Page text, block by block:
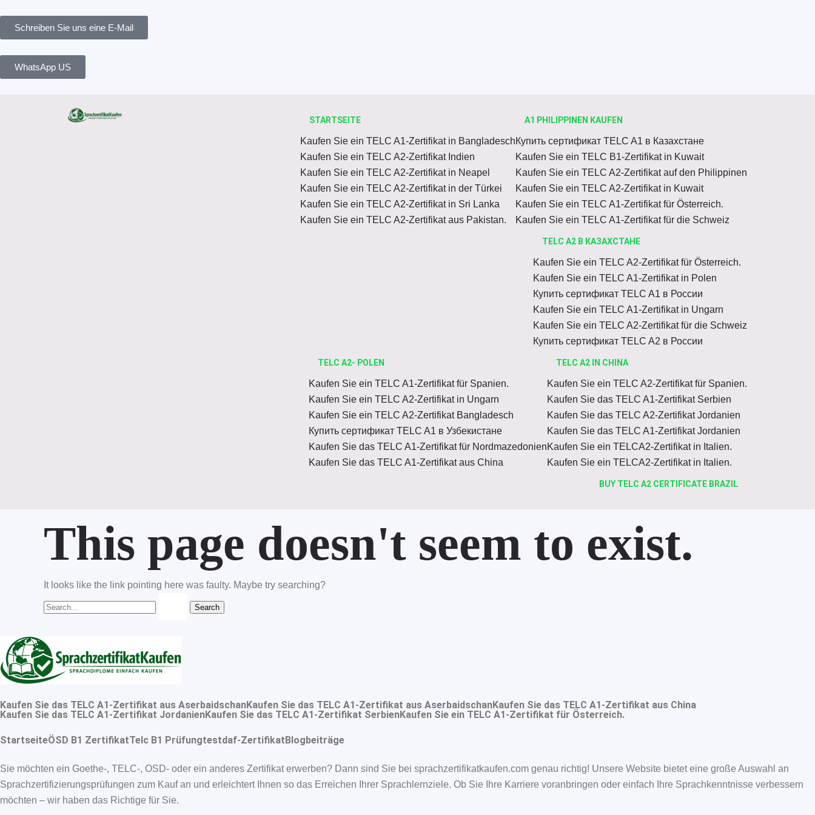
content
Schreiben Sie uns eine E-Mail
WhatsApp US
STARTSEITE
Kaufen Sie ein TELC A1-Zertifikat in Bangladesch
Kaufen Sie ein TELC A2-Zertifikat Indien
Kaufen Sie ein TELC A2-Zertifikat in Neapel
Kaufen Sie ein TELC A2-Zertifikat in der Türkei
Kaufen Sie ein TELC A2-Zertifikat in Sri Lanka
Kaufen Sie ein TELC A2-Zertifikat aus Pakistan.
A1 PHILIPPINEN KAUFEN
Купить сертификат TELC A1 в Казахстане
Kaufen Sie ein TELC B1-Zertifikat in Kuwait
Kaufen Sie ein TELC A2-Zertifikat auf den Philippinen
Kaufen Sie ein TELC A2-Zertifikat in Kuwait
Kaufen Sie ein TELC A1-Zertifikat für Österreich.
Kaufen Sie ein TELC A1-Zertifikat für die Schweiz
TELC A2 В КАЗАХСТАНЕ
Kaufen Sie ein TELC A2-Zertifikat für Österreich.
Kaufen Sie ein TELC A1-Zertifikat in Polen
Купить сертификат TELC A1 в России
Kaufen Sie ein TELC A1-Zertifikat in Ungarn
Kaufen Sie ein TELC A2-Zertifikat für die Schweiz
Купить сертификат TELC A2 в России
TELC A2- POLEN
Kaufen Sie ein TELC A1-Zertifikat für Spanien.
Kaufen Sie ein TELC A2-Zertifikat in Ungarn
Kaufen Sie ein TELC A2-Zertifikat Bangladesch
Купить сертификат TELC A1 в Узбекистане
Kaufen Sie das TELC A1-Zertifikat für Nordmazedonien
Kaufen Sie das TELC A1-Zertifikat aus China
TELC A2 IN CHINA
Kaufen Sie ein TELC A2-Zertifikat für Spanien.
Kaufen Sie das TELC A1-Zertifikat Serbien
Kaufen Sie das TELC A2-Zertifikat Jordanien
Kaufen Sie das TELC A1-Zertifikat Jordanien
Kaufen Sie ein TELCA2-Zertifikat in Italien.
Kaufen Sie ein TELCA2-Zertifikat in Italien.
BUY TELC A2 CERTIFICATE BRAZIL
This page doesn't seem to exist.
It looks like the link pointing here was faulty. Maybe try searching?
Kaufen Sie das TELC A1-Zertifikat aus AserbaidschanKaufen Sie das TELC A1-Zertifikat aus AserbaidschanKaufen Sie das TELC A1-Zertifikat aus China
Kaufen Sie das TELC A1-Zertifikat JordanienKaufen Sie das TELC A1-Zertifikat SerbienKaufen Sie ein TELC A1-Zertifikat für Österreich.
StartseiteÖSD B1 ZertifikatTelc B1 Prüfungtestdaf-ZertifikatBlogbeiträge
Sie möchten ein Goethe-, TELC-, OSD- oder ein anderes Zertifikat erwerben? Dann sind Sie bei sprachzertifikatkaufen.com genau richtig! Unsere Website bietet eine große Auswahl an
Sprachzertifizierungsprüfungen zum Kauf an und erleichtert Ihnen so das Erreichen Ihrer Sprachlernziele. Ob Sie Ihre Karriere voranbringen oder einfach Ihre Sprachkenntnisse verbessern
möchten – wir haben das Richtige für Sie.